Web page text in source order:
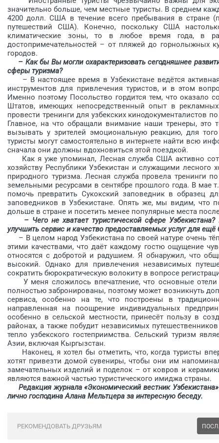
значительно больше, чем местные туристы. В среднем
4200 долл. США в течение всего пребывания в стране
путешествий США). Конечно, поскольку США
климатические зоны, то в любое время года, в
достопримечательностей – от пляжей до горнолыжных
городов.
– Как бы Вы могли охарактеризовать сегодняшнее
сферы туризма?
– В настоящее время в Узбекистане ведётся
инструментов для привлечения туристов, и в этом
Именно поэтому Посольство гордится тем, что оказало
Штатов, имеющих непосредственный опыт в рекламных
провести тренинги для узбекских кинодокументалистов
Главное, на что обращали внимание наши тренеры,
вызывать у зрителей эмоциональную реакцию, для
туристы могут самостоятельно в интернете найти всю
сначала они должны вдохновиться этой поездкой.
Как я уже упоминал, Лесная служба США активно
хозяйству Республики Узбекистан и служащими лесного
природного туризма. Лесная служба провела тренинги
земельными ресурсами в сентябре прошлого года. В мае
помочь превратить Сукокский заповедник в образец
заповедников в Узбекистане. Опять же, мы видим, что
дольше в стране и посетить менее популярные места
– Чего не хватает туристической сфере
улучшить сервис и качество предоставляемых услуг для ещё
– В целом народ Узбекистана по своей натуре очень
этими качествами, что даёт каждому гостю ощущение
относятся с добротой и радушием. Я обнаружил, что
высокий. Однако для привлечения независимых
сократить бюрократическую волокиту в вопросе
У меня сложилось впечатление, что основные
полностью забронированы, поэтому может возникнуть
сервиса, особенно на те, что построены в
направленная на поощрение индивидуальных
особенно в сельской местности, принесёт пользу в
районах, а также побудит независимых
тепло узбекского гостеприимства. Сельский туризм
Азии, включая Кыргызстан.
Наконец, я хотел бы отметить, что, когда туристы
хотят привезти домой сувениры, чтобы они им
замечательных изделий и поделок – от ковров и
являются важной ­частью туристического имиджа страны.
Редакция журнала «Экономический вестник
лично господина Алана Мельтцера за интересную беседу.
РЕКОМЕНДОВАТЬ ДРУЗЬЯМ